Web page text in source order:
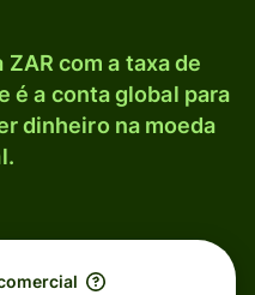
com a taxa de
é a conta global para
dinheiro na moeda